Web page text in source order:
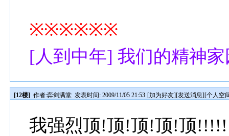
※※※※※※
[人到中年] 我们的精神家
[12楼] 作者:弈剑满堂 发表时间: 2009/11/05 21:53 [加为好友][发送消息][个人空
我强烈顶!顶!顶!顶!顶